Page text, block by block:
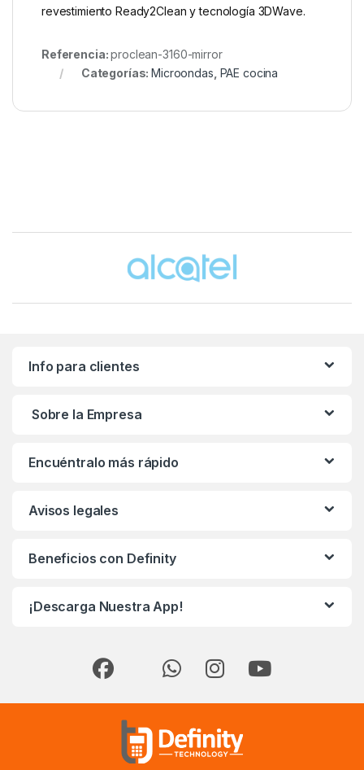
revestimiento Ready2Clean y tecnología 3DWave.
Referencia:proclean-3160-mirror
Categorías:Microondas PAE cocina
Info para clientes
Sobre la Empresa
Encuéntralo más rápido
Avisos legales
Beneficios con Definity
¡Descarga Nuestra App!